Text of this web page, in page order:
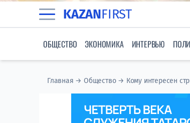
KAZANFIRST
ОБЩЕСТВО ЭКОНОМИКА ИНТЕРВЬЮ
Главная →Общество→ Кому интересен